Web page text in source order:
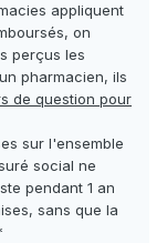
appliquent
on
perçus les
pharmacien, ils
de question pour
sur l'ensemble
social ne
pendant 1 an
sans que la